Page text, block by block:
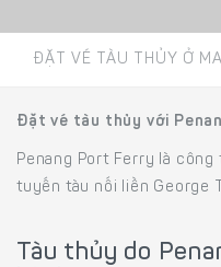
ĐẶT VÉ TÀU THỦY Ở
Đặt vé tàu thủy với
Penang Port Ferry là
tuyến tàu nối liền George
Tàu thủy do